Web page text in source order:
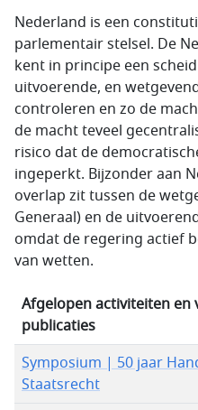
Nederland is een
parlementair stelsel. De
kent in principe een
uitvoerende, en
controleren en zo de
de macht teveel
risico dat de
ingeperkt. Bijzonder aan
overlap zit tussen de
Generaal) en de
omdat de regering actief
van wetten.
Afgelopen activiteiten en
publicaties
Symposium | 50 jaar
Staatsrecht